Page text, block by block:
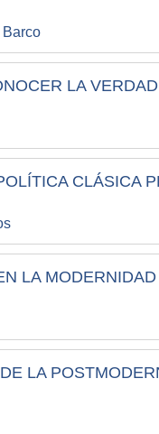
Barco
LA
CLÁSICA
LA
LA